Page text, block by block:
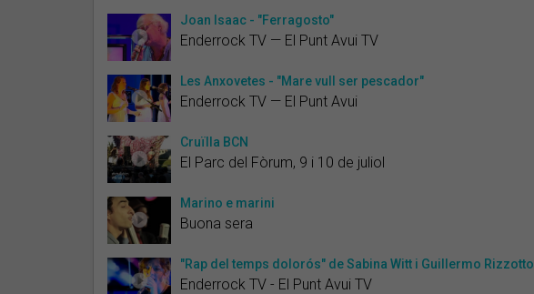
Joan Isaac - "Ferragosto"
Enderrock TV — El Punt Avui TV
Les Anxovetes - "Mare vull ser pescador"
Enderrock TV — El Punt Avui
Cruïlla BCN
El Parc del Fòrum, 9 i 10 de juliol
Marino e marini
Buona sera
"Rap del temps dolorós" de Sabina Witt i Guillermo Rizzotto
Enderrock TV - El Punt Avui TV